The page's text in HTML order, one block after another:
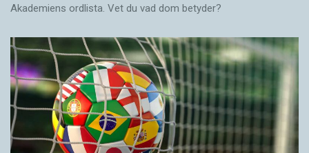
Akademiens ordlista. Vet du vad dom betyder?